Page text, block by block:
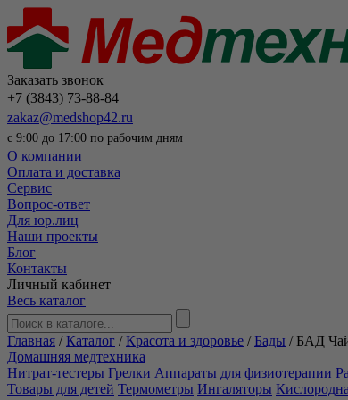
Заказать звонок
+7 (3843) 73-88-84
zakaz@medshop42.ru
с 9:00 до 17:00 по рабочим дням
О компании
Оплата и доставка
Сервис
Вопрос-ответ
Для юр.лиц
Наши проекты
Блог
Контакты
Личный кабинет
Весь каталог
Главная /Каталог /Красота и здоровье / Бады / БАД
Домашняя медтехника
Нитрат-тестеры Грелки Аппараты для физиотерапии
Товары для детей Термометры Ингаляторы